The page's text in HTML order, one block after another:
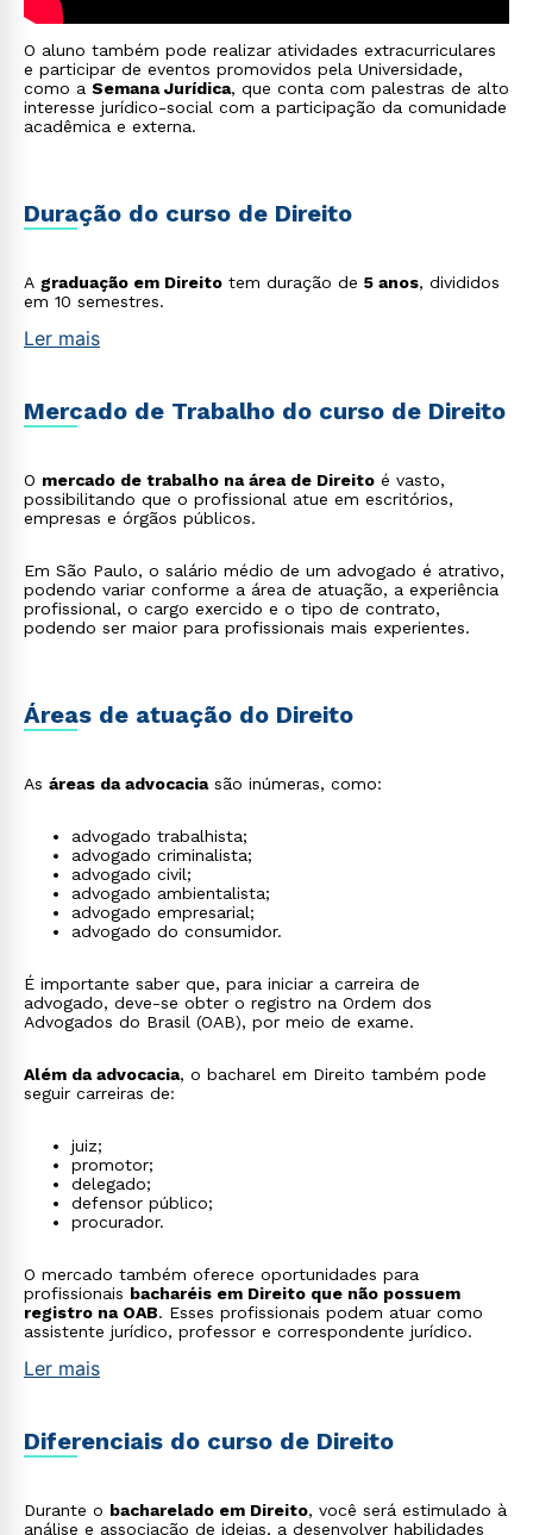
O aluno também pode realizar atividades extracurriculares
e participar de eventos promovidos pela Universidade,
como a Semana Jurídica, que conta com palestras de alto
interesse jurídico-social com a participação da comunidade
acadêmica e externa.
Duração do curso de Direito
A graduação em Direito tem duração de 5 anos, divididos
em 10 semestres.
Ler mais
Mercado de Trabalho do curso de Direito
O mercado de trabalho na área de Direito é vasto,
possibilitando que o profissional atue em escritórios,
empresas e órgãos públicos.
Em São Paulo, o salário médio de um advogado é atrativo,
podendo variar conforme a área de atuação, a experiência
profissional, o cargo exercido e o tipo de contrato,
podendo ser maior para profissionais mais experientes.
Áreas de atuação do Direito
As áreas da advocaciasão inúmeras, como:
advogado trabalhista;
advogado criminalista;
advogado civil;
advogado ambientalista;
advogado empresarial;
advogado do consumidor.
É importante saber que, para iniciar a carreira de
advogado, deve-se obter o registro na Ordem dos
Advogados do Brasil (OAB), por meio de exame.
Além da advocacia, o bacharel em Direito também pode
seguir carreiras de:
juiz;
promotor;
delegado;
defensor público;
procurador.
O mercado também oferece oportunidades para
profissionais bacharéis em Direito que não possuem
registro na OAB. Esses profissionais podem atuar como
assistente jurídico, professor e correspondente jurídico.
Ler mais
Diferenciais do curso de Direito
Durante o bacharelado em Direito, você será estimulado à
análise e associação de ideias, a desenvolver habilidades